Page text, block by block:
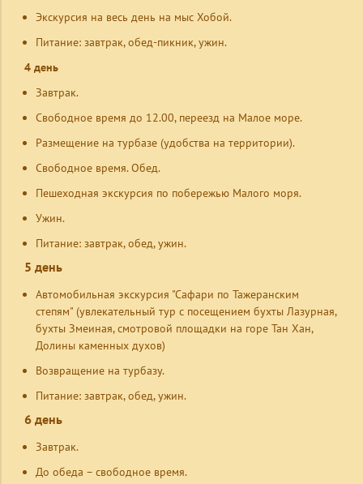
Экскурсия на весь день на мыс Хобой.
Питание: завтрак, обед-пикник, ужин.
4 день
Завтрак.
Свободное время до 12.00, переезд на Малое море.
Размещение на турбазе (удобства на территории).
Свободное время. Обед.
Пешеходная экскурсия по побережью Малого моря.
Ужин.
Питание: завтрак, обед, ужин.
5 день
Автомобильная экскурсия "Сафари по Тажеранским
степям" (увлекательный тур с посещением бухты Лазурная,
бухты Змеиная, смотровой площадки на горе Тан Хан,
Долины каменных духов)
Возвращение на турбазу.
Питание: завтрак, обед, ужин.
6 день
Завтрак.
До обеда – свободное время.